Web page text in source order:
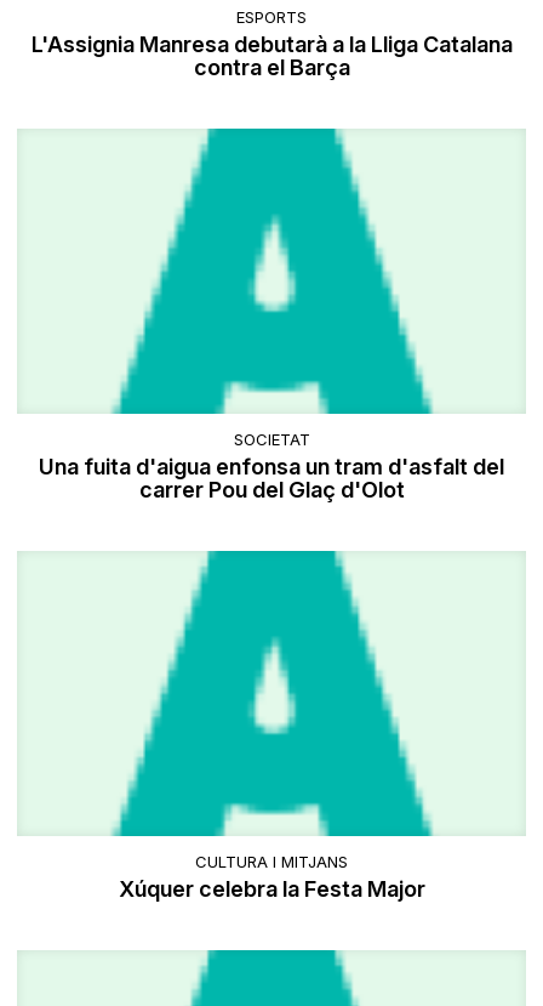
ESPORTS
L'Assignia Manresa debutarà a la Lliga Catalana
contra el Barça
SOCIETAT
Una fuita d'aigua enfonsa un tram d'asfalt del
carrer Pou del Glaç d'Olot
CULTURA I MITJANS
Xúquer celebra la Festa Major